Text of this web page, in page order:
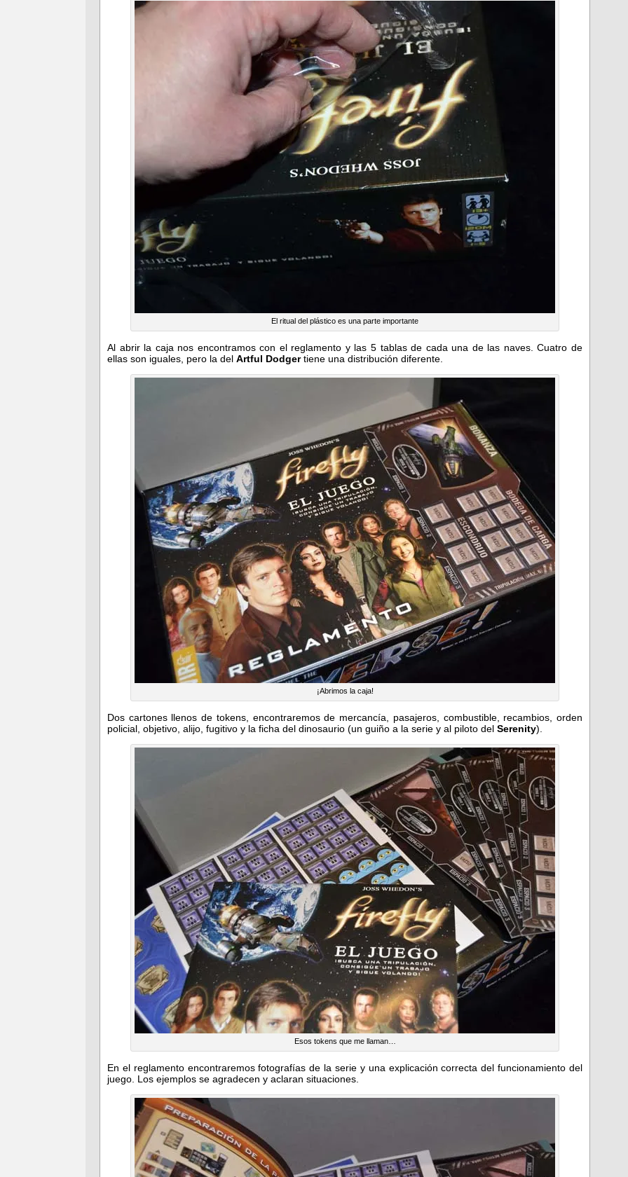
El ritual del plástico es una parte importante
Al abrir la caja nos encontramos con el reglamento y las 5 tablas de cada una de las naves. Cuatro de
ellas son iguales, pero la del Artful Dodgertiene una distribución diferente.
¡Abrimos la caja!
Dos cartones llenos de tokens, encontraremos de mercancía, pasajeros, combustible, recambios, orden
policial, objetivo, alijo, fugitivo y la ficha del dinosaurio (un guiño a la serie y al piloto del Serenity).
Esos tokens que me llaman…
En el reglamento encontraremos fotografías de la serie y una explicación correcta del funcionamiento del
juego. Los ejemplos se agradecen y aclaran situaciones.